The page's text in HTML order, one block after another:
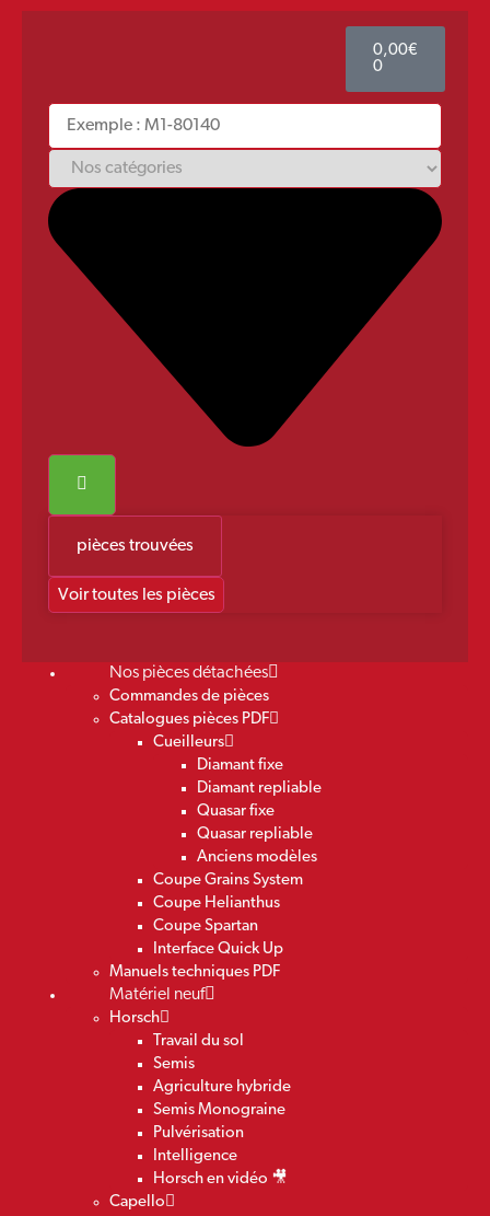
0,00€
0
pièces trouvées
Voir toutes les pièces
Nos pièces détachées
Commandes de pièces
Catalogues pièces PDF
Cueilleurs
Diamant fixe
Diamant repliable
Quasar fixe
Quasar repliable
Anciens modèles
Coupe Grains System
Coupe Helianthus
Coupe Spartan
Interface Quick Up
Manuels techniques PDF
Matériel neuf
Horsch
Travail du sol
Semis
Agriculture hybride
Semis Monograine
Pulvérisation
Intelligence
Horsch en vidéo 🎥
Capello